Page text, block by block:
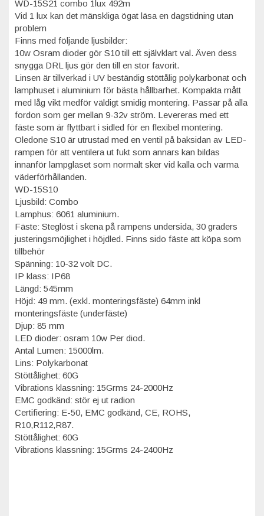
WD-15S21 combo 1lux 492m
Vid 1 lux kan det mänskliga ögat läsa en dagstidning utan
problem
Finns med följande ljusbilder:
10w Osram dioder gör S10 till ett självklart val. Även dess
snygga DRL ljus gör den till en stor favorit.
Linsen är tillverkad i UV beständig stöttålig polykarbonat och
lamphuset i aluminium för bästa hållbarhet. Kompakta mått
med låg vikt medför väldigt smidig montering. Passar på alla
fordon som ger mellan 9-32v ström. Levereras med ett
fäste som är flyttbart i sidled för en flexibel montering.
Oledone S10 är utrustad med en ventil på baksidan av LED-
rampen för att ventilera ut fukt som annars kan bildas
innanför lampglaset som normalt sker vid kalla och varma
väderförhållanden.
WD-15S10
Ljusbild: Combo
Lamphus: 6061 aluminium.
Fäste: Steglöst i skena på rampens undersida, 30 graders
justeringsmöjlighet i höjdled. Finns sido fäste att köpa som
tillbehör
Spänning: 10-32 volt DC.
IP klass: IP68
Längd: 545mm
Höjd: 49 mm. (exkl. monteringsfäste) 64mm inkl
monteringsfäste (underfäste)
Djup: 85 mm
LED dioder: osram 10w Per diod.
Antal Lumen: 15000lm.
Lins: Polykarbonat
Stöttålighet: 60G
Vibrations klassning: 15Grms 24-2000Hz
EMC godkänd: stör ej ut radion
Certifiering: E-50, EMC godkänd, CE, ROHS,
R10,R112,R87.
Stöttålighet: 60G
Vibrations klassning: 15Grms 24-2400Hz